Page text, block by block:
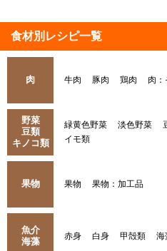
食材別レシピ一覧
肉 牛肉 豚肉 鶏肉 肉：
野菜
豆類
キノコ類
緑黄色野菜 淡色野菜
イモ類
果物 果物 果物：加工品
魚介
海藻
赤身 白身 甲殻類 海